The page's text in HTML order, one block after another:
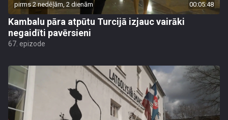
pirms 2 nedēļām, 2 dienām 00:05:48
Kambalu pāra atpūtu Turcijā izjauc vairāki
negaidīti pavērsieni
67. epizode